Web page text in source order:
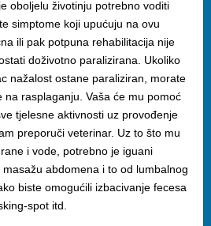
oboljelu životinju potrebno voditi
simptome koji upućuju na ovu
ili pak potpuna rehabilitacija nije
doživotno paralizirana. Ukoliko
nažalost ostane paraliziran, morate
na rasplaganju. Vaša će mu pomoć
tjelesne aktivnosti uz provođenje
preporuči veterinar. Uz to što mu
i vode, potrebno je iguani
abdomena i to od lumbalnog
biste omogućili izbacivanje fecesa
spot itd.